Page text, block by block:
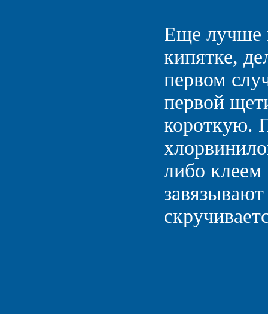
Еще лучше
кипятке,
первом
первой
короткую.
либо